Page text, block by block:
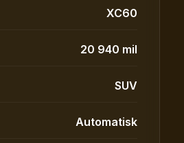
XC60
20 940 mil
SUV
Automatisk